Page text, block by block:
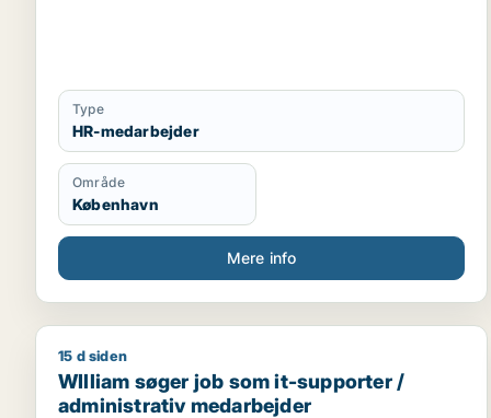
Type
HR-medarbejder
Område
København
Mere info
WIlliam søger job som it-supporter / administrativ
15 d siden
WIlliam søger job som it-supporter /
administrativ medarbejder